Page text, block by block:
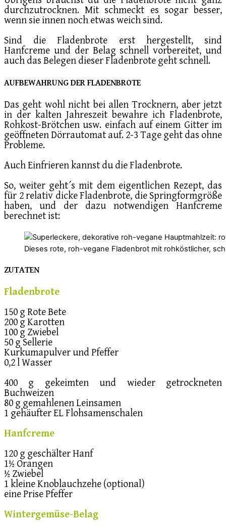
durchzutrocknen. Mit schmeckt es sogar besser,
wenn sie innen noch etwas weich sind.
Sind die Fladenbrote erst hergestellt, sind
Hanfcreme und der Belag schnell vorbereitet, und
auch das Belegen dieser Fladenbrote geht schnell.
AUFBEWAHRUNG DER FLADENBROTE
Das geht wohl nicht bei allen Trocknern, aber jetzt
in der kalten Jahreszeit bewahre ich Fladenbrote,
Rohkost-Brötchen usw. einfach auf einem Gitter im
geöffneten Dörrautomat auf. 2-3 Tage geht das ohne
Probleme.
Auch Einfrieren kannst du die Fladenbrote.
So, weiter geht´s mit dem eigentlichen Rezept, das
für 2 relativ dicke Fladenbrote, die Springformgröße
haben, und der dazu notwendigen Hanfcreme
berechnet ist:
Dieses rote, roh-vegane Fladenbrot mit rohköstlicher,
ZUTATEN
Fladenbrote
150 g Rote Bete
200 g Karotten
100 g Zwiebel
50 g Sellerie
Kurkumapulver und Pfeffer
0,2 l Wasser
400 g gekeimten und wieder getrockneten
Buchweizen
80 g gemahlenen Leinsamen
1 gehäufter EL Flohsamenschalen
Hanfcreme
120 g geschälter Hanf
1½ Orangen
½ Zwiebel
1 kleine Knoblauchzehe (optional)
eine Prise Pfeffer
Wintergemüse-Belag